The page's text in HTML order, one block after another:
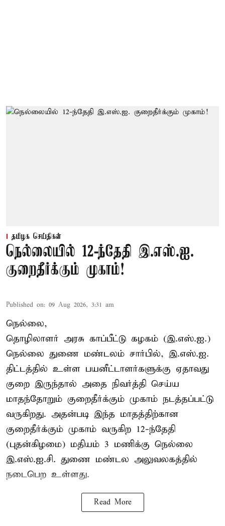
தமிழக செய்திகள்
நெல்லையில் 12-ந்தேதி இ.எஸ்.ஐ.
குறைதீர்க்கும் முகாம்!
Published on: 09 Aug 2026, 3:31 am
நெல்லை,
தொழிலாளர் அரசு காப்பீட்டு கழகம் (இ.எஸ்.ஐ.)
நெல்லை துணை மண்டலம் சார்பில், இ.எஸ்.ஐ.
திட்டத்தில் உள்ள பயனீட்டாளர்களுக்கு ஏதாவது
குறை இருந்தால் அதை நிவர்த்தி செய்ய
மாதந்தோறும் குறைதீர்க்கும் முகாம் நடத்தப்பட்டு
வருகிறது. அதன்படி இந்த மாதத்திற்கான
குறைதீர்க்கும் முகாம் வருகிற 12-ந்தேதி
(புதன்கிழமை) மதியம் 3 மணிக்கு நெல்லை
இ.எஸ்.ஐ.சி. துணை மண்டல அலுவலகத்தில்
நடைபெற உள்ளது.
Read More